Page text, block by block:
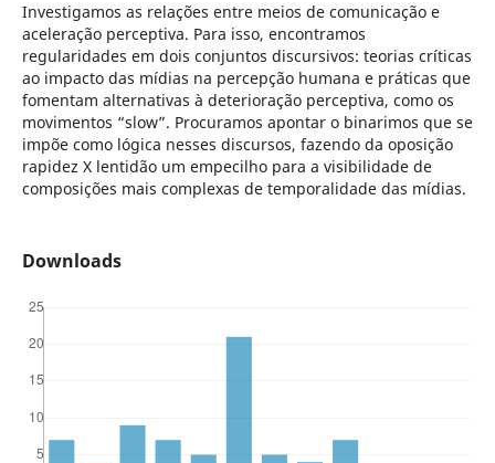
Investigamos as relações entre meios de comunicação e
aceleração perceptiva. Para isso, encontramos
regularidades em dois conjuntos discursivos: teorias críticas
ao impacto das mídias na percepção humana e práticas que
fomentam alternativas à deterioração perceptiva, como os
movimentos “slow”. Procuramos apontar o binarimos que se
impõe como lógica nesses discursos, fazendo da oposição
rapidez X lentidão um empecilho para a visibilidade de
composições mais complexas de temporalidade das mídias.
Downloads